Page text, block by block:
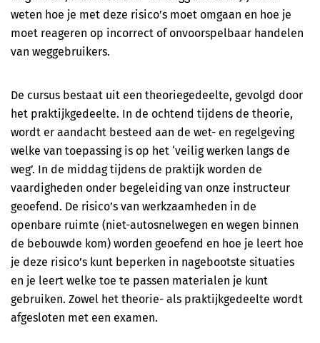
weten hoe je met deze risico’s moet omgaan en hoe je
moet reageren op incorrect of onvoorspelbaar handelen
van weggebruikers.
De cursus bestaat uit een theoriegedeelte, gevolgd door
het praktijkgedeelte. In de ochtend tijdens de theorie,
wordt er aandacht besteed aan de wet- en regelgeving
welke van toepassing is op het ‘veilig werken langs de
weg’. In de middag tijdens de praktijk worden de
vaardigheden onder begeleiding van onze instructeur
geoefend. De risico’s van werkzaamheden in de
openbare ruimte (niet-autosnelwegen en wegen binnen
de bebouwde kom) worden geoefend en hoe je leert hoe
je deze risico’s kunt beperken in nagebootste situaties
en je leert welke toe te passen materialen je kunt
gebruiken. Zowel het theorie- als praktijkgedeelte wordt
afgesloten met een examen.
EHaK Herhaling (Het Oranje Kruis)
Reanimatie cursus incl. AED (Bhv2Day.nl)
VOL-VCA (Code 95 mogelijk)
Basis cursus Heftruck
Herhalingscursus Heftruck
Code 95
Veilig werken langs de weg (basis)
Veilig werken langs de weg (herhaling)